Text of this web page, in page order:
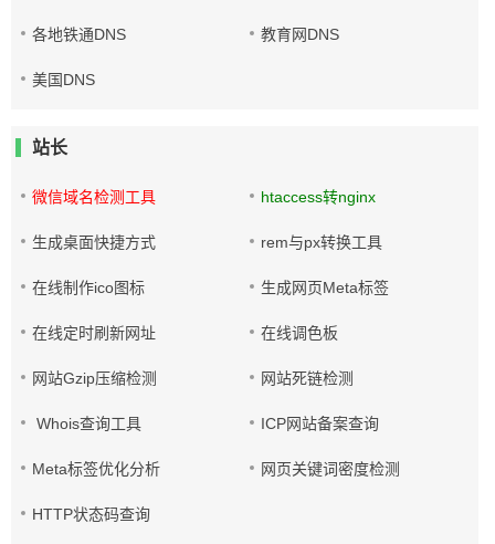
各地铁通DNS 教育网DNS
美国DNS
站长
微信域名检测工具 htaccess转nginx
生成桌面快捷方式 rem与px转换工具
在线制作ico图标 生成网页Meta标签
在线定时刷新网址 在线调色板
网站Gzip压缩检测 网站死链检测
Whois查询工具 ICP网站备案查询
Meta标签优化分析 网页关键词密度检测
HTTP状态码查询